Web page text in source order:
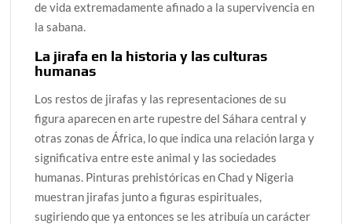
de vida extremadamente afinado a la supervivencia en
la sabana.
La jirafa en la historia y las culturas
humanas
Los restos de jirafas y las representaciones de su
figura aparecen en arte rupestre del Sáhara central y
otras zonas de África, lo que indica una relación larga y
significativa entre este animal y las sociedades
humanas. Pinturas prehistóricas en Chad y Nigeria
muestran jirafas junto a figuras espirituales,
sugiriendo que ya entonces se les atribuía un carácter